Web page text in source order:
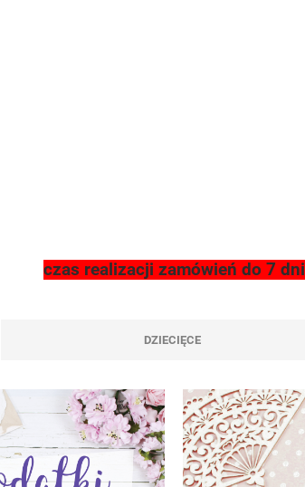
czas realizacji zamówień do 7 dni
DZIECIĘCE